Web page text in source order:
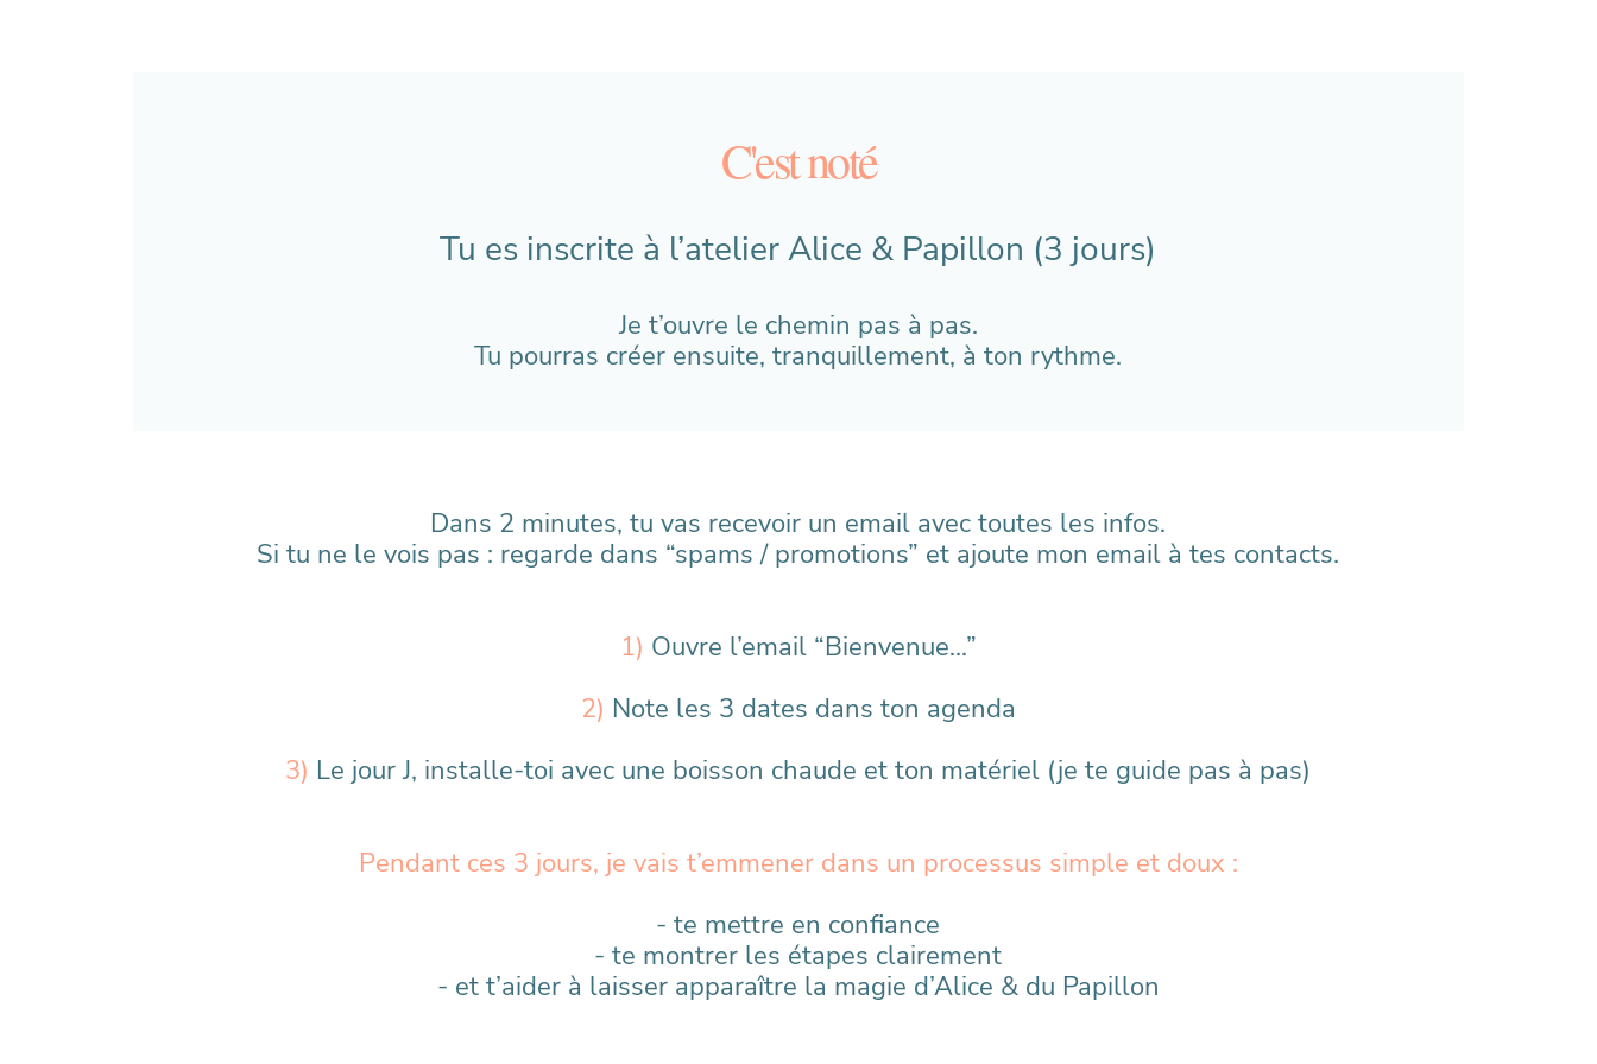
C'est noté
Tu es inscrite à l’atelier Alice & Papillon (3 jours)
Je t’ouvre le chemin pas à pas.
Tu pourras créer ensuite, tranquillement, à ton rythme.
Dans 2 minutes, tu vas recevoir un email avec toutes les infos.
Si tu ne le vois pas : regarde dans “spams / promotions” et ajoute mon email à tes contacts.
1) Ouvre l’email “Bienvenue...”
2) Note les 3 dates dans ton agenda
3) Le jour J, installe-toi avec une boisson chaude et ton matériel (je te guide pas à pas)
Pendant ces 3 jours, je vais t’emmener dans un processus simple et doux :
- te mettre en confiance
- te montrer les étapes clairement
- et t’aider à laisser apparaître la magie d’Alice & du Papillon